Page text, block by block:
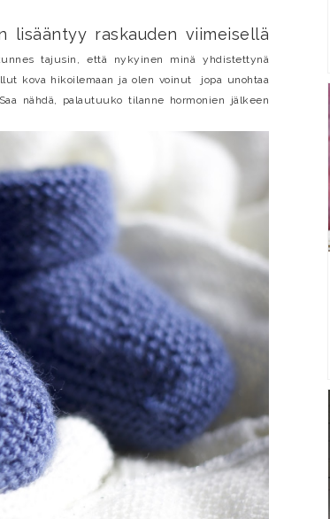
lisääntyy raskauden viimeisellä
tajusin, että nykyinen minä yhdistettynä
kova hikoilemaan ja olen voinut jopa unohtaa
nähdä, palautuuko tilanne hormonien jälkeen